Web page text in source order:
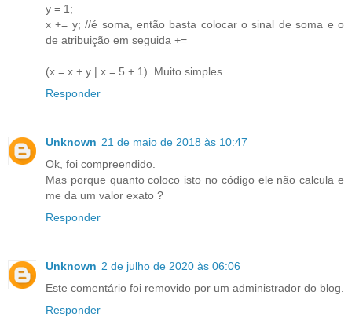
y = 1;
x += y; //é soma, então basta colocar o sinal de soma e o
de atribuição em seguida +=
(x = x + y | x = 5 + 1). Muito simples.
Responder
Unknown 21 de maio de 2018 às 10:47
Ok, foi compreendido.
Mas porque quanto coloco isto no código ele não calcula e
me da um valor exato ?
Responder
Unknown 2 de julho de 2020 às 06:06
Este comentário foi removido por um administrador do blog.
Responder